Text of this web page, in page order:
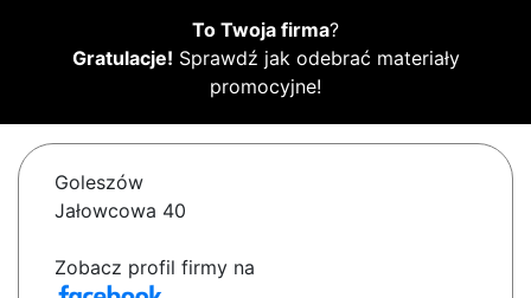
To Twoja firma?
Gratulacje! Sprawdź jak odebrać materiały
promocyjne!
Goleszów
Jałowcowa 40
Zobacz profil firmy na